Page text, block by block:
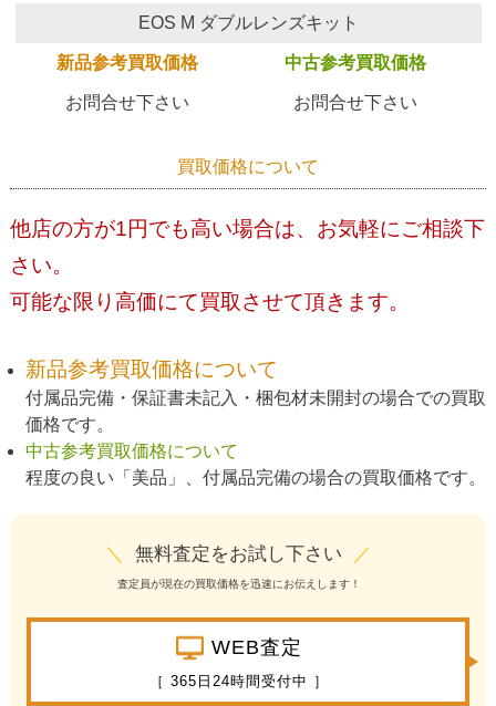
EOS M ダブルレンズキット
新品参考買取価格 中古参考買取価格
お問合せ下さい お問合せ下さい
買取価格について
他店の方が1円でも高い場合は、お気軽にご相談下
さい。
可能な限り高価にて買取させて頂きます。
新品参考買取価格について
付属品完備・保証書未記入・梱包材未開封の場合での買取
価格です。
中古参考買取価格について
程度の良い「美品」、付属品完備の場合の買取価格です。
＼ 無料査定をお試し下さい ／
査定員が現在の買取価格を迅速にお伝えします！
WEB査定
［ 365日24時間受付中 ］